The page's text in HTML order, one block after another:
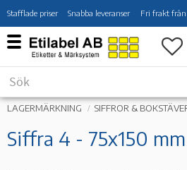
Meny
Stafflade priser Snabba leveranser Fri frakt
LAGERMÄRKNING SIFFROR &
Siffra 4 - 75x150